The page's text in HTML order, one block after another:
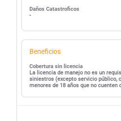
Daños Catastroficos
-
Beneficios
Cobertura sin licencia
La licencia de manejo no es un
siniestros (excepto servicio público,
menores de 18 años que no cuenten